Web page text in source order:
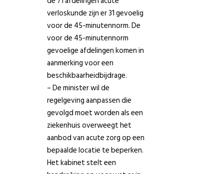
verloskunde zijn er 31 gevoelig
voor de 45-minutennorm. De
voor de 45-minutennorm
gevoelige afdelingen komen in
aanmerking voor een
beschikbaarheidbijdrage.
– De minister wil de
regelgeving aanpassen die
gevolgd moet worden als een
ziekenhuis overweegt het
aanbod van acute zorg op een
bepaalde locatie te beperken.
Het kabinet stelt een